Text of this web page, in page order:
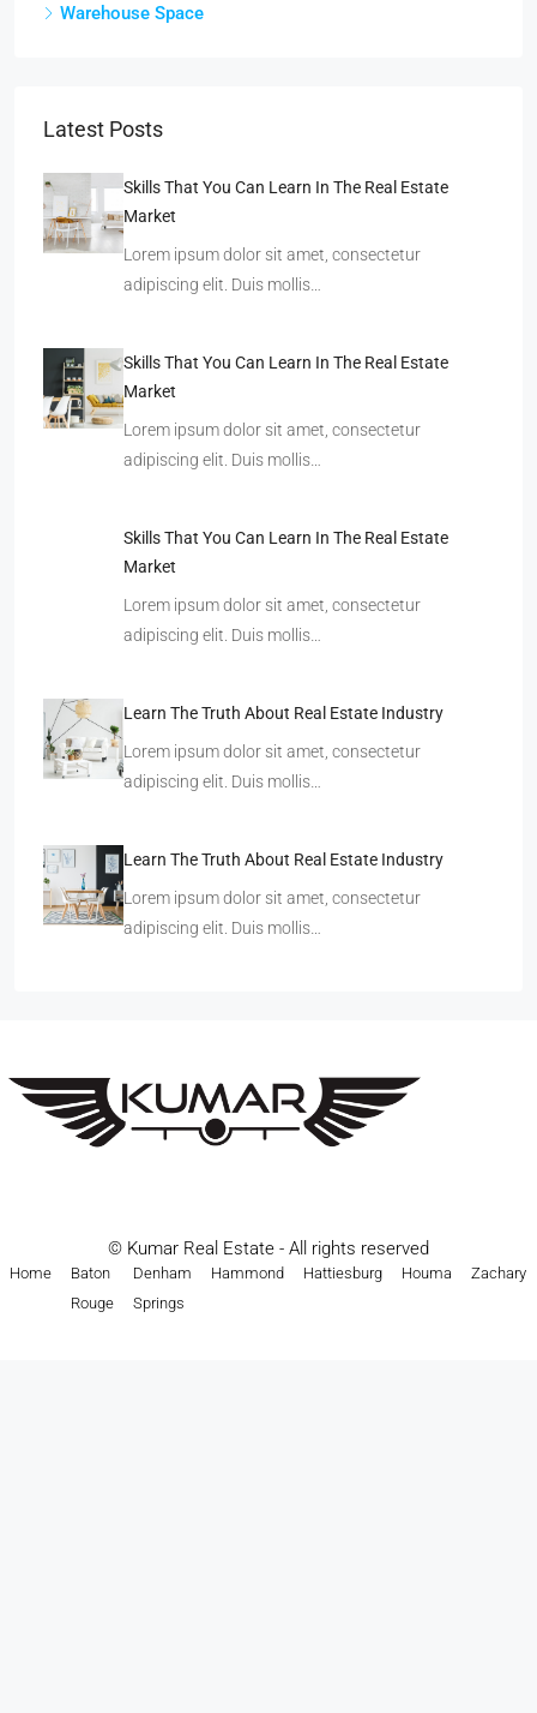
Warehouse Space
Latest Posts
Skills That You Can Learn In The Real Estate
Market
Lorem ipsum dolor sit amet, consectetur
adipiscing elit. Duis mollis…
Skills That You Can Learn In The Real Estate
Market
Lorem ipsum dolor sit amet, consectetur
adipiscing elit. Duis mollis…
Skills That You Can Learn In The Real Estate
Market
Lorem ipsum dolor sit amet, consectetur
adipiscing elit. Duis mollis…
Learn The Truth About Real Estate Industry
Lorem ipsum dolor sit amet, consectetur
adipiscing elit. Duis mollis…
Learn The Truth About Real Estate Industry
Lorem ipsum dolor sit amet, consectetur
adipiscing elit. Duis mollis…
© Kumar Real Estate - All rights reserved
Home
Baton
Rouge
Denham
Springs
Hammond Hattiesburg Houma Zachary